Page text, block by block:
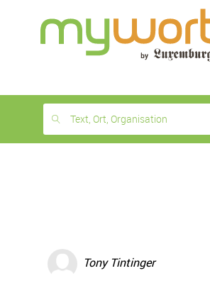
month
free
Text, Ort, Organisation
Tony Tintinger